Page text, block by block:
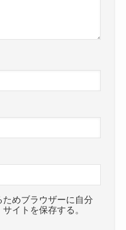
めブラウザーに自分
イトを保存する。